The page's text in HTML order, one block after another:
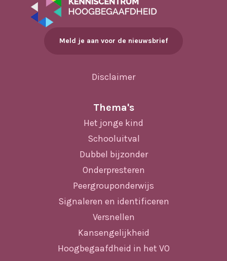
Meld je aan voor de nieuwsbrief
Disclaimer
Thema's
Het jonge kind
Schooluitval
Dubbel bijzonder
Onderpresteren
Peergrouponderwijs
Signaleren en identificeren
Versnellen
Kansengelijkheid
Hoogbegaafdheid in het VO